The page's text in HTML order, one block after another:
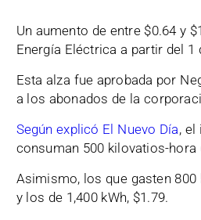
Un aumento de entre $0.64 y
Energía Eléctrica a partir del
Esta alza fue aprobada por
a los abonados de la
Según explicó El Nuevo Día, el
consuman 500 kilovatios-hora
Asimismo, los que gasten 800
y los de 1,400 kWh, $1.79.